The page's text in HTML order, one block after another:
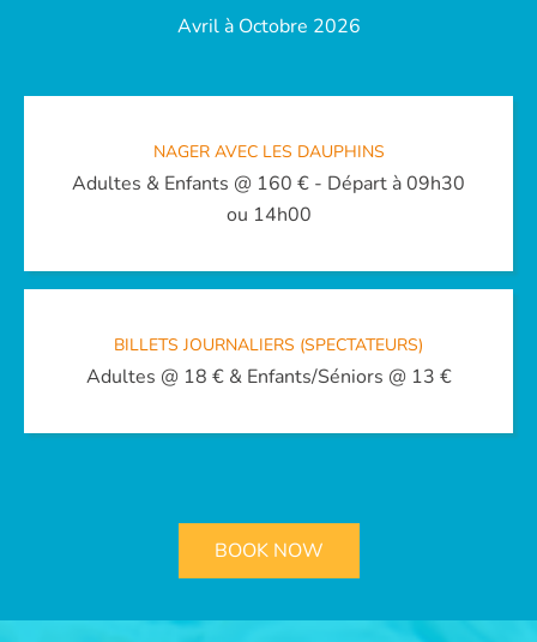
Avril à Octobre 2026
NAGER AVEC LES DAUPHINS
Adultes & Enfants @ 160 € - Départ à 09h30
ou 14h00
BILLETS JOURNALIERS (SPECTATEURS)
Adultes @ 18 € & Enfants/Séniors @ 13 €
BOOK NOW